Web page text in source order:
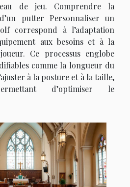
de jeu. Comprendre la
putter Personnaliser un
correspond à l’adaptation
aux besoins et à la
Ce processus englobe
comme la longueur du
à la posture et à la taille,
d’optimiser le